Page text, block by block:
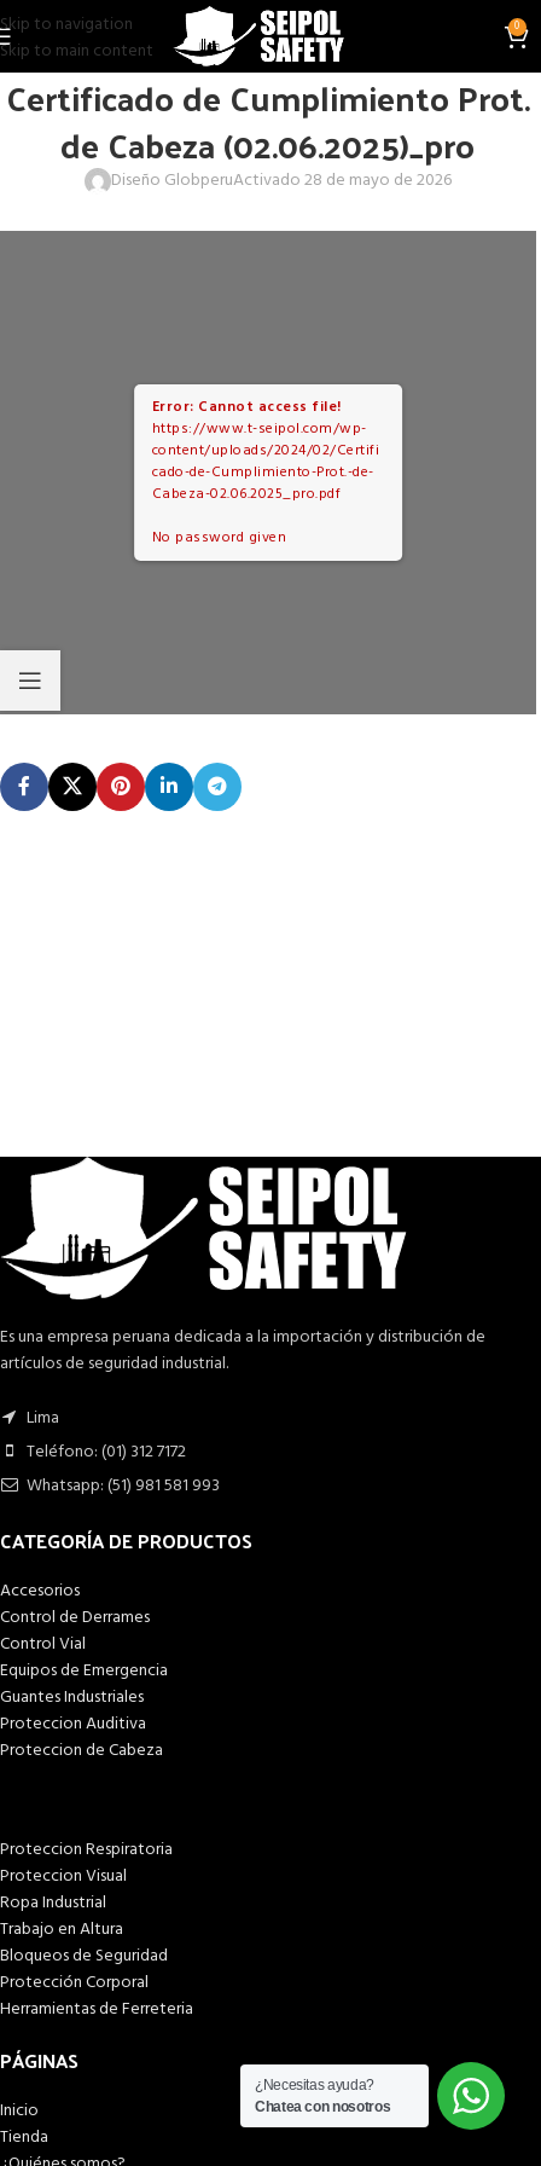
Skip to navigation
Skip to main content
0
Certificado de Cumplimiento Prot.
de Cabeza (02.06.2025)_pro
Diseño GlobperuActivado 28 de mayo de 2026
Error: Cannot access file!
https://www.t-seipol.com/wp-
content/uploads/2024/02/Certifi
cado-de-Cumplimiento-Prot.-de-
Cabeza-02.06.2025_pro.pdf
No password given
Es una empresa peruana dedicada a la importación y distribución de
artículos de seguridad industrial.
Lima
Teléfono: (01) 312 7172
Whatsapp: (51) 981 581 993
CATEGORÍA DE PRODUCTOS
Accesorios
Control de Derrames
Control Vial
Equipos de Emergencia
Guantes Industriales
Proteccion Auditiva
Proteccion de Cabeza
Proteccion Respiratoria
Proteccion Visual
Ropa Industrial
Trabajo en Altura
Bloqueos de Seguridad
Protección Corporal
Herramientas de Ferreteria
PÁGINAS
Inicio
Tienda
¿Necesitas ayuda?
Chatea con nosotros